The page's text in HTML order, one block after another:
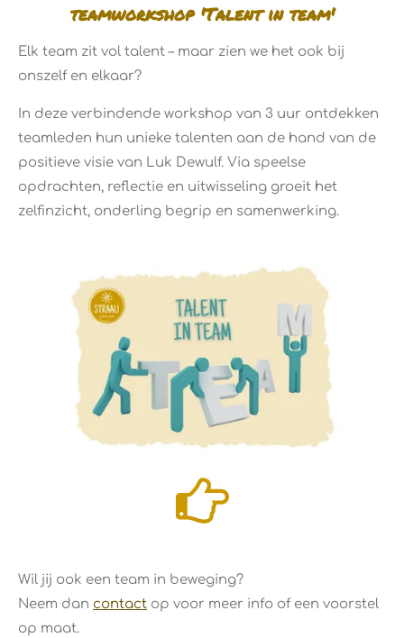
teamworkshop 'Talent in team'
Elk team zit vol talent – maar zien we het ook bij
onszelf en elkaar?
In deze verbindende workshop van 3 uur ontdekken
teamleden hun unieke talenten aan de hand van de
positieve visie van Luk Dewulf. Via speelse
opdrachten, reflectie en uitwisseling groeit het
zelfinzicht, onderling begrip en samenwerking.
Wil jij ook een team in beweging?
Neem dan contact op voor meer info of een voorstel
op maat.